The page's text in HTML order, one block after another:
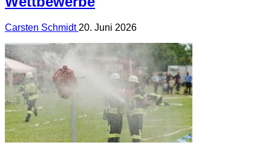
Carsten Schmidt 20. Juni 2026